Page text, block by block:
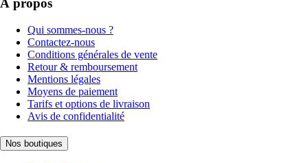
À propos
Qui sommes-nous ?
Contactez-nous
Conditions générales de vente
Retour & remboursement
Mentions légales
Moyens de paiement
Tarifs et options de livraison
Avis de confidentialité
Nos boutiques